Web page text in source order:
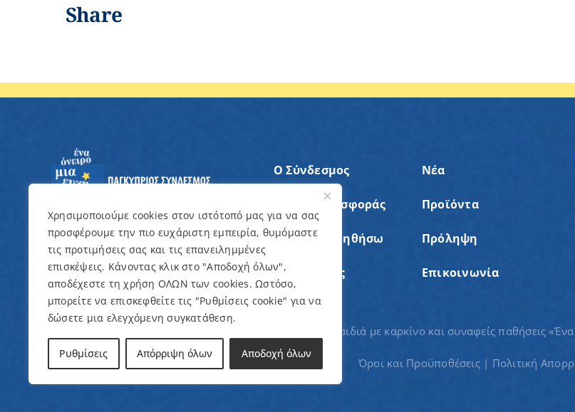
Χρησιμοποιούμε cookies στον ιστότοπό μας για να σας
προσφέρουμε την πιο ευχάριστη εμπειρία, θυμόμαστε
τις προτιμήσεις σας και τις επανειλημμένες
επισκέψεις. Κάνοντας κλικ στο "Αποδοχή όλων",
αποδέχεστε τη χρήση ΟΛΩΝ των cookies. Ωστόσο,
μπορείτε να επισκεφθείτε τις "Ρυθμίσεις cookie" για να
δώσετε μια ελεγχόμενη συγκατάθεση.
Ρυθμίσεις Απόρριψη όλων Αποδοχή όλων
Share
Ο Σύνδεσμος
Άξονες Προσφοράς
Θέλω να Βοηθήσω
Εκδηλώσεις
Νέα
Προϊόντα
Πρόληψη
Επικοινωνία
© Copyright 2022 – Παγκύπριος Σύνδεσμος για παιδιά με καρκίνο και συναφείς παθήσεις
Όροι και Προϋποθέσεις| Πολιτική